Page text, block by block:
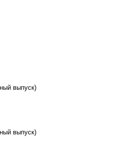
выпуск)
выпуск)